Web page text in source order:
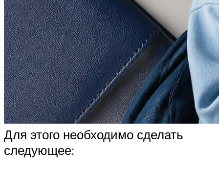
Для этого необходимо сделать
следующее: